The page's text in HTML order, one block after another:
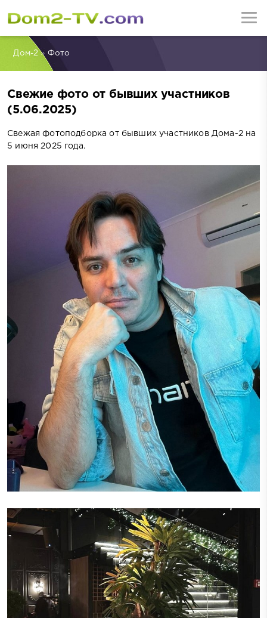
Дом-2» Фото
Свежие фото от бывших участников
(5.06.2025)
Свежая фотоподборка от бывших участников Дома-2 на
5 июня 2025 года.